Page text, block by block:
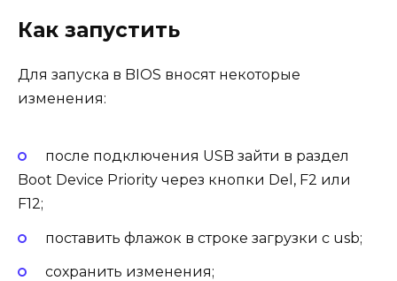
Как запустить
Для запуска в BIOS вносят некоторые
изменения:
после подключения USB зайти в раздел
Boot Device Priority через кнопки Del, F2 или
F12;
поставить флажок в строке загрузки с usb;
сохранить изменения;